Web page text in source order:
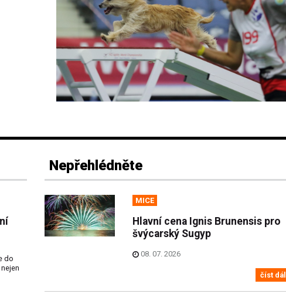
do
Nepřehlédněte
MICE
Hlavní cena Ignis Brunensis pro
švýcarský Sugyp
08. 07. 2026
číst dál